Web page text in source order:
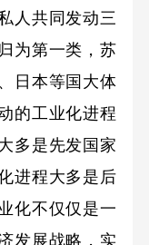
人共同发动三
为第一类，苏
日本等国大体
的工业化进程
多是先发国家
进程大多是后
化不仅仅是一
发展战略，实